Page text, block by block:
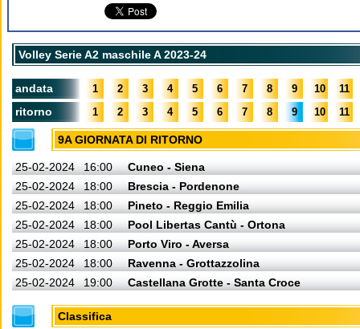
Volley Serie A2 maschile A 2023-24
andata 1 2 3 4 5 6 7 8 9 10 11
ritorno 1 2 3 4 5 6 7 8 9 10 11
9A GIORNATA DI RITORNO
25-02-2024 16:00
Cuneo - Siena
25-02-2024
18:00
Brescia - Pordenone
25-02-2024
18:00
Pineto - Reggio Emilia
25-02-2024
18:00
Pool Libertas Cantù - Ortona
25-02-2024
18:00
Porto Viro - Aversa
25-02-2024
18:00
Ravenna - Grottazzolina
25-02-2024
19:00 Castellana Grotte - Santa Croce
Classifica